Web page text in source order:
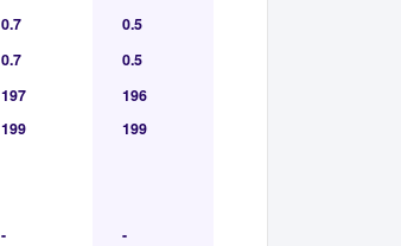
0.7
0.5
0.7
0.5
197
196
199 199
-
-